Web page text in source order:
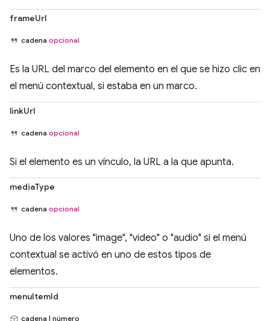
frameUrl
cadena opcional
Es la URL del marco del elemento en el que se hizo clic en
el menú contextual, si estaba en un marco.
linkUrl
cadena opcional
Si el elemento es un vínculo, la URL a la que apunta.
mediaType
cadena opcional
Uno de los valores "image", "video" o "audio" si el menú
contextual se activó en uno de estos tipos de
elementos.
menuItemId
cadena | número